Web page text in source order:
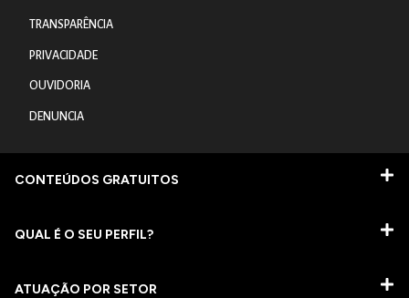
TRANSPARÊNCIA
PRIVACIDADE
OUVIDORIA
DENUNCIA
CONTEÚDOS GRATUITOS
QUAL É O SEU PERFIL?
ATUAÇÃO POR SETOR